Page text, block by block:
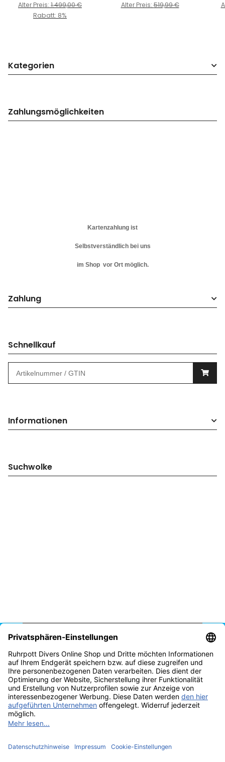
Alter Preis: 1.499,00 €
Rabatt: 8%
Alter Preis:519,99 €
Kategorien
Zahlungsmöglichkeiten
Kartenzahlung ist
Selbstverständlich bei uns
im Shop vor Ort möglich.
Zahlung
Schnellkauf
Informationen
Suchwolke
Vertrag widerrufen